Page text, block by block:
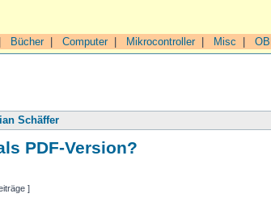
Bücher| Computer| Mikrocontroller| Misc
Schäffer
PDF-Version?
]